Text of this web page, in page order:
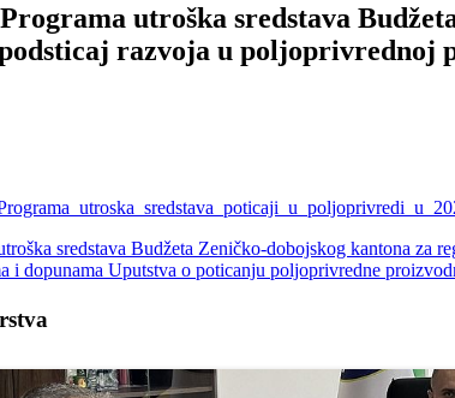
utroška sredstava
razvoja u poljoprivrednoj
sredstava Budžeta Zeničko-dobojskog kantona za
i dopunama Uputstva o poticanju poljoprivredne